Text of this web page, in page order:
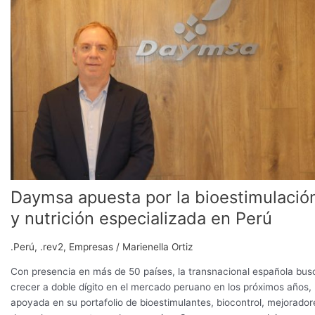
Daymsa apuesta por la
y nutrición especializada en Perú
.Perú, .rev2, Empresas / Marienella Ortiz
Con presencia en más de 50 países, la transnacional española
crecer a doble dígito en el mercado peruano en los próximos años,
apoyada en su portafolio de bioestimulantes, biocontrol,
por
bioestimulación
especializada